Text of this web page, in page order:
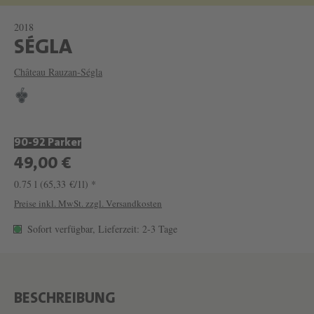
2018
SÉGLAW
E
S
É
L
V
W
Château Rauzan-Ségla
90-92 Parker
49,00 €
0.75 l (65,33 €/1l) *
Preise inkl. MwSt. zzgl. Versandkosten
Sofort verfügbar, Lieferzeit: 2-3 Tage
BESCHREIBUNG